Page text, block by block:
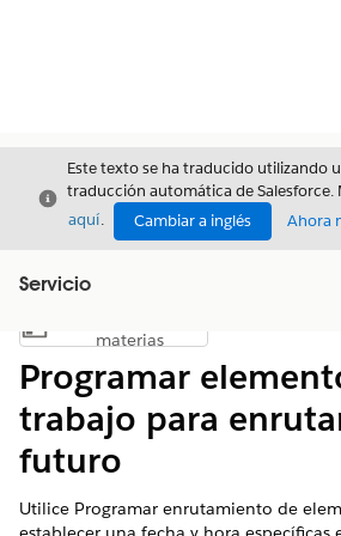
Cerrar
Este texto se ha traducido utilizando
traducción automática de Salesforce.
aquí. Cambiar a inglés Ahora
Servicio
Mostrar índice de materias
materias
Programar
trabajo para
futuro
Utilice Programar enrutamiento de